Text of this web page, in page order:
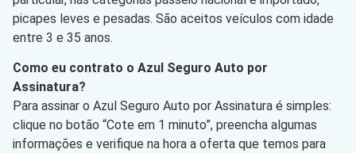
picapes leves e pesadas. São aceitos veículos com idade
entre 3 e 35 anos.
Como eu contrato o Azul Seguro Auto por
Assinatura?
Para assinar o Azul Seguro Auto por Assinatura é simples:
clique no botão “Cote em 1 minuto”, preencha algumas
informações e verifique na hora a oferta que temos para